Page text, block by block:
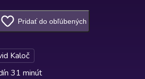
Pridať do obľúbených
Kaloč
31 minút